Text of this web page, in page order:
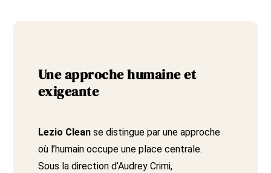
Une approche humaine et
exigeante
Lezio Cleanse distingue par une approche
où l’humain occupe une place centrale.
Sous la direction d’Audrey Crimi,